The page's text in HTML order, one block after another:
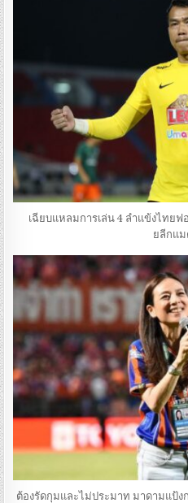
เฉียบแหลมการเล่น 4 ลำแข้งไทย
ยลีกแม
ต้องรัดกุมและไม่ประมาท มาดามแป้